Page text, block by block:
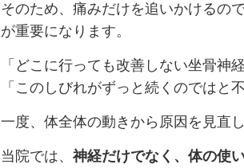
そのため、痛みだけを追いかけるの
が重要になります。
「どこに行っても改善しない坐骨神経
「このしびれがずっと続くのではと
一度、体全体の動きから原因を見直
当院では、 神経だけでなく、体の使